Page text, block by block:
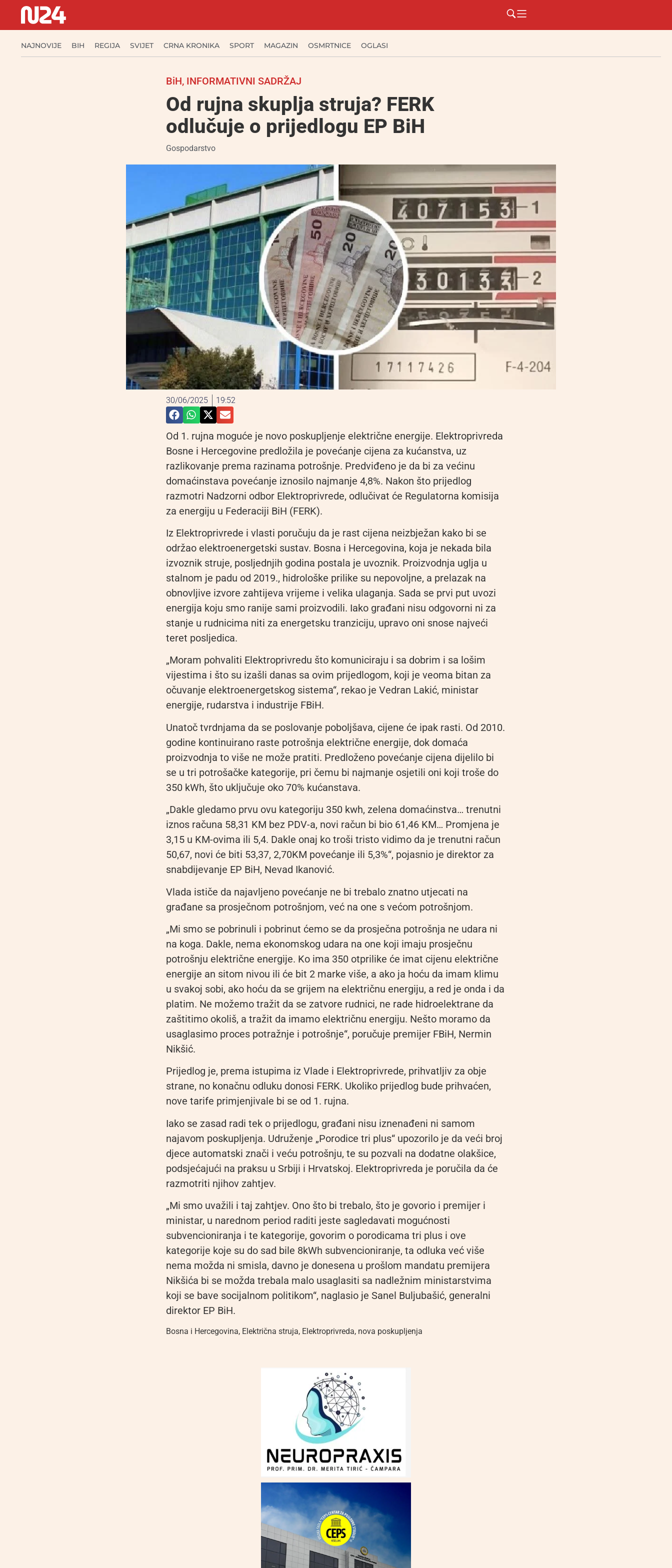
NAJNOVIJE BIH REGIJA SVIJET CRNA KRONIKA SPORT MAGAZIN OSMRTNICE OGLASI
BiH, INFORMATIVNI SADRŽAJ
Od rujna skuplja struja? FERK
odlučuje o prijedlogu EP BiH
Gospodarstvo
30/06/2025 19:52
Od 1. rujna moguće je novo poskupljenje električne energije. Elektroprivreda
Bosne i Hercegovine predložila je povećanje cijena za kućanstva, uz
razlikovanje prema razinama potrošnje. Predviđeno je da bi za većinu
domaćinstava povećanje iznosilo najmanje 4,8%. Nakon što prijedlog
razmotri Nadzorni odbor Elektroprivrede, odlučivat će Regulatorna komisija
za energiju u Federaciji BiH (FERK).
Iz Elektroprivrede i vlasti poručuju da je rast cijena neizbježan kako bi se
održao elektroenergetski sustav. Bosna i Hercegovina, koja je nekada bila
izvoznik struje, posljednjih godina postala je uvoznik. Proizvodnja uglja u
stalnom je padu od 2019., hidrološke prilike su nepovoljne, a prelazak na
obnovljive izvore zahtijeva vrijeme i velika ulaganja. Sada se prvi put uvozi
energija koju smo ranije sami proizvodili. Iako građani nisu odgovorni ni za
stanje u rudnicima niti za energetsku tranziciju, upravo oni snose najveći
teret posljedica.
„Moram pohvaliti Elektroprivredu što komuniciraju i sa dobrim i sa lošim
vijestima i što su izašli danas sa ovim prijedlogom, koji je veoma bitan za
očuvanje elektroenergetskog sistema“, rekao je Vedran Lakić, ministar
energije, rudarstva i industrije FBiH.
Unatoč tvrdnjama da se poslovanje poboljšava, cijene će ipak rasti. Od 2010.
godine kontinuirano raste potrošnja električne energije, dok domaća
proizvodnja to više ne može pratiti. Predloženo povećanje cijena dijelilo bi
se u tri potrošačke kategorije, pri čemu bi najmanje osjetili oni koji troše do
350 kWh, što uključuje oko 70% kućanstava.
„Dakle gledamo prvu ovu kategoriju 350 kwh, zelena domaćinstva… trenutni
iznos računa 58,31 KM bez PDV-a, novi račun bi bio 61,46 KM… Promjena je
3,15 u KM-ovima ili 5,4. Dakle onaj ko troši tristo vidimo da je trenutni račun
50,67, novi će biti 53,37, 2,70KM povećanje ili 5,3%“, pojasnio je direktor za
snabdijevanje EP BiH, Nevad Ikanović.
Vlada ističe da najavljeno povećanje ne bi trebalo znatno utjecati na
građane sa prosječnom potrošnjom, već na one s većom potrošnjom.
„Mi smo se pobrinuli i pobrinut ćemo se da prosječna potrošnja ne udara ni
na koga. Dakle, nema ekonomskog udara na one koji imaju prosječnu
potrošnju električne energije. Ko ima 350 otprilike će imat cijenu električne
energije an sitom nivou ili će bit 2 marke više, a ako ja hoću da imam klimu
u svakoj sobi, ako hoću da se grijem na električnu energiju, a red je onda i da
platim. Ne možemo tražit da se zatvore rudnici, ne rade hidroelektrane da
zaštitimo okoliš, a tražit da imamo električnu energiju. Nešto moramo da
usaglasimo proces potražnje i potrošnje“, poručuje premijer FBiH, Nermin
Nikšić.
Prijedlog je, prema istupima iz Vlade i Elektroprivrede, prihvatljiv za obje
strane, no konačnu odluku donosi FERK. Ukoliko prijedlog bude prihvaćen,
nove tarife primjenjivale bi se od 1. rujna.
Iako se zasad radi tek o prijedlogu, građani nisu iznenađeni ni samom
najavom poskupljenja. Udruženje „Porodice tri plus“ upozorilo je da veći broj
djece automatski znači i veću potrošnju, te su pozvali na dodatne olakšice,
podsjećajući na praksu u Srbiji i Hrvatskoj. Elektroprivreda je poručila da će
razmotriti njihov zahtjev.
„Mi smo uvažili i taj zahtjev. Ono što bi trebalo, što je govorio i premijer i
ministar, u narednom period raditi jeste sagledavati mogućnosti
subvencioniranja i te kategorije, govorim o porodicama tri plus i ove
kategorije koje su do sad bile 8kWh subvencioniranje, ta odluka već više
nema možda ni smisla, davno je donesena u prošlom mandatu premijera
Nikšića bi se možda trebala malo usaglasiti sa nadležnim ministarstvima
koji se bave socijalnom politikom“, naglasio je Sanel Buljubašić, generalni
direktor EP BiH.
Bosna i Hercegovina, Električna struja, Elektroprivreda, nova poskupljenja